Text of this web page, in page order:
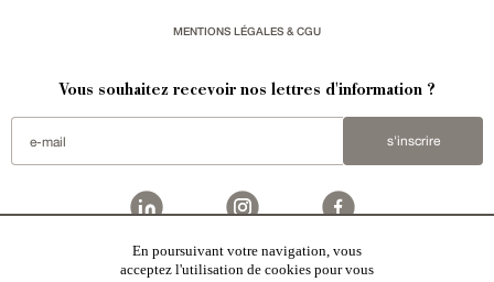
MENTIONS LÉGALES & CGU
Vous souhaitez recevoir nos lettres d'information ?
s'inscrire
est une agence immobilière basée à Paris, ayant créé un réseau national spécialisé
dans la vente de bâtiments de caractère. Vente de
manoirs
En poursuivant votre navigation, vous
acceptez l'utilisation de cookies pour vous